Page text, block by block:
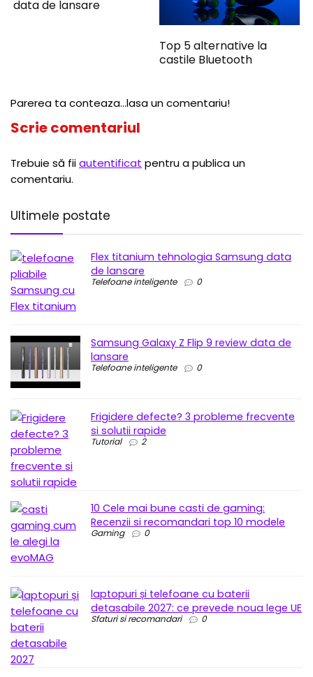
data de lansare
Top 5 alternative la
castile Bluetooth
Parerea ta conteaza...lasa un comentariu!
Scrie comentariul
Trebuie să fiiautentificat pentru a publica un
comentariu.
Ultimele postate
Flex titanium tehnologia Samsung data
de lansare
Telefoane inteligente 0
Samsung Galaxy Z Flip 9 review data de
lansare
Telefoane inteligente 0
Frigidere defecte? 3 probleme frecvente
si solutii rapide
Tutorial 2
10 Cele mai bune casti de gaming:
Recenzii si recomandari top 10 modele
Gaming 0
laptopuri și telefoane cu baterii
detasabile 2027: ce prevede noua lege UE
Sfaturi si recomandari 0